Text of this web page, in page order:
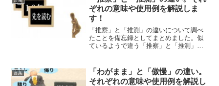
ぞれの意味や使用例を解説しま
す！
「推察」と「推測」の違いについて調べ
たことを備忘録としてまとめました。似
ているようで違う「推察」と「推測」の
言葉
「わがまま」と「傲慢」の違い。
それぞれの意味や使用例を解説し